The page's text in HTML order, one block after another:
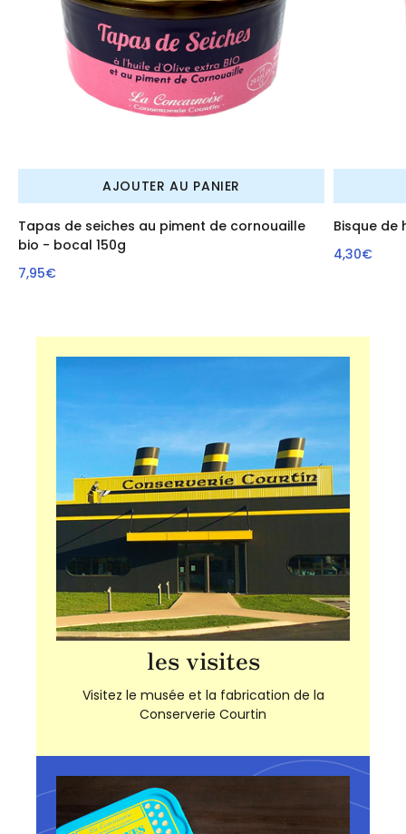
AJOUTER AU PANIER
Tapas de seiches au piment de cornouaille
bio - bocal 150g
7,95€
Bisque de
4,30€
les visites
Visitez le musée et la fabrication de la
Conserverie Courtin